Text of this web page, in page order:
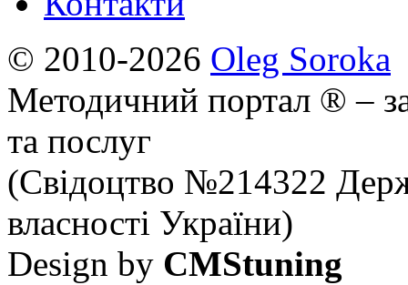
© 2010-2026 Oleg Soroka
Методичний портал ® –
та послуг
(Свідоцтво №214322
власності України)
Design by CMStuning